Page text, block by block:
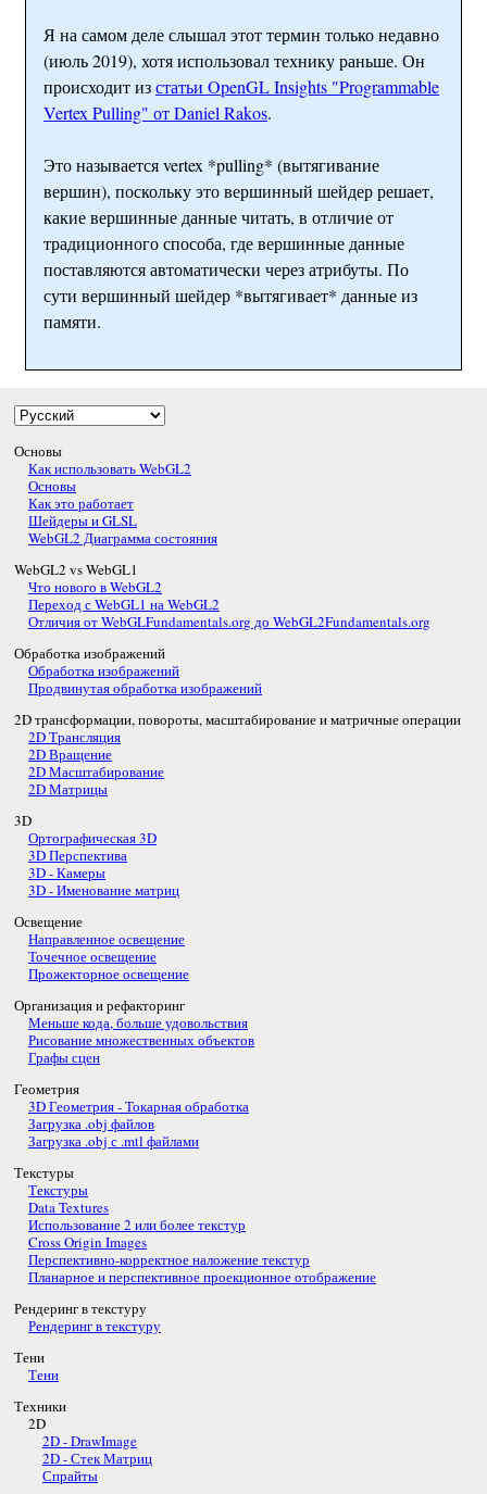
Я на самом деле слышал этот термин только недавно
(июль 2019), хотя использовал технику раньше. Он
происходит изстатьи OpenGL Insights "Programmable
Vertex Pulling" от Daniel Rakos.
Это называется vertex *pulling* (вытягивание
вершин), поскольку это вершинный шейдер решает,
какие вершинные данные читать, в отличие от
традиционного способа, где вершинные данные
поставляются автоматически через атрибуты. По
сути вершинный шейдер *вытягивает* данные из
памяти.
Основы
Как использовать WebGL2
Основы
Как это работает
Шейдеры и GLSL
WebGL2 Диаграмма состояния
WebGL2 vs WebGL1
Что нового в WebGL2
Переход с WebGL1 на WebGL2
Отличия от WebGLFundamentals.org до WebGL2Fundamentals.org
Обработка изображений
Обработка изображений
Продвинутая обработка изображений
2D трансформации, повороты, масштабирование и матричные операции
2D Трансляция
2D Вращение
2D Масштабирование
2D Матрицы
3D
Ортографическая 3D
3D Перспектива
3D - Камеры
3D - Именование матриц
Освещение
Направленное освещение
Точечное освещение
Прожекторное освещение
Организация и рефакторинг
Меньше кода, больше удовольствия
Рисование множественных объектов
Графы сцен
Геометрия
3D Геометрия - Токарная обработка
Загрузка .obj файлов
Загрузка .obj с .mtl файлами
Текстуры
Текстуры
Data Textures
Использование 2 или более текстур
Cross Origin Images
Перспективно-корректное наложение текстур
Планарное и перспективное проекционное отображение
Рендеринг в текстуру
Рендеринг в текстуру
Тени
Тени
Техники
2D
2D - DrawImage
2D - Стек Матриц
Спрайты